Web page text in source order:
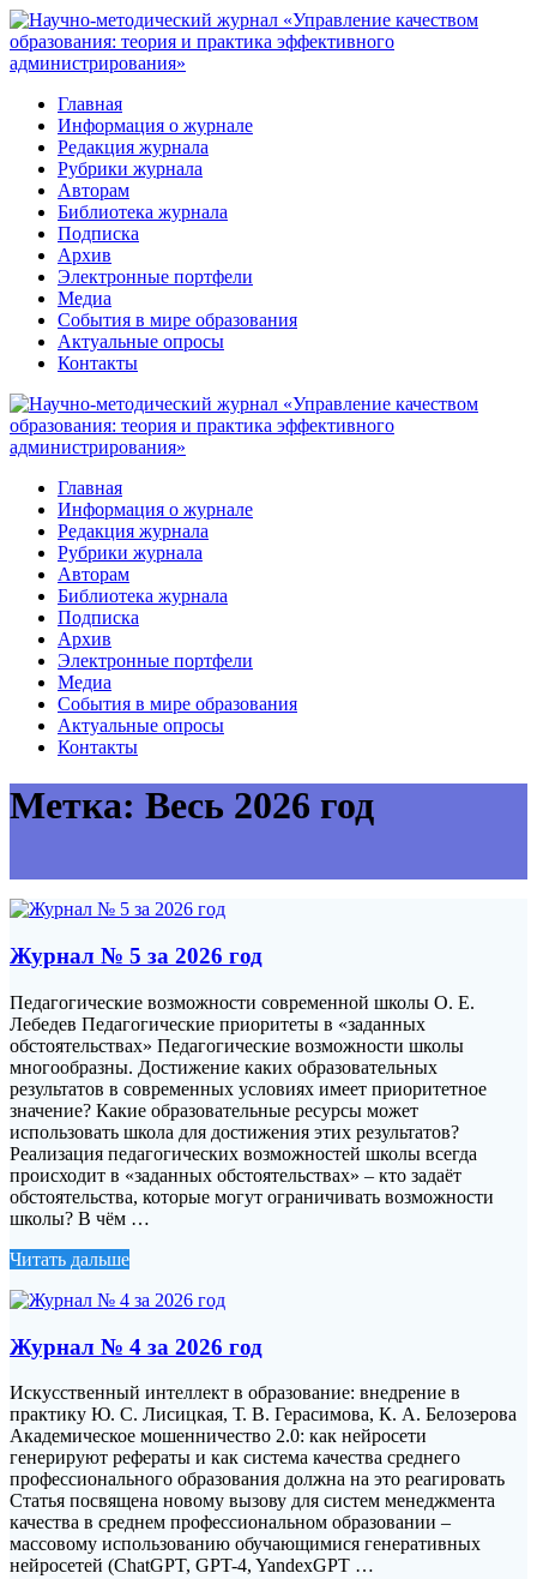
Перейти
к
контенту
Главная
Информация о журнале
Редакция журнала
Рубрики журнала
Авторам
Библиотека журнала
Подписка
Архив
Электронные портфели
Медиа
События в мире образования
Актуальные опросы
Контакты
Главная
Информация о журнале
Редакция журнала
Рубрики журнала
Авторам
Библиотека журнала
Подписка
Архив
Электронные портфели
Медиа
События в мире образования
Актуальные опросы
Контакты
Метка: Весь 2026 год
Журнал № 5 за 2026 год
Педагогические возможности современной школы О. Е.
Лебедев Педагогические приоритеты в «заданных
обстоятельствах» Педагогические возможности школы
многообразны. Достижение каких образовательных
результатов в современных условиях имеет приоритетное
значение? Какие образовательные ресурсы может
использовать школа для достижения этих результатов?
Реализация педагогических возможностей школы всегда
происходит в «заданных обстоятельствах» – кто задаёт
обстоятельства, которые могут ограничивать возможности
школы? В чём …
Читать дальше
Журнал № 4 за 2026 год
Искусственный интеллект в образование: внедрение в
практику Ю. С. Лисицкая, Т. В. Герасимова, К. А. Белозерова
Академическое мошенничество 2.0: как нейросети
генерируют рефераты и как система качества среднего
профессионального образования должна на это реагировать
Статья посвящена новому вызову для систем менеджмента
качества в среднем профессиональном образовании –
массовому использованию обучающимися генеративных
нейросетей (ChatGPT, GPT-4, YandexGPT …